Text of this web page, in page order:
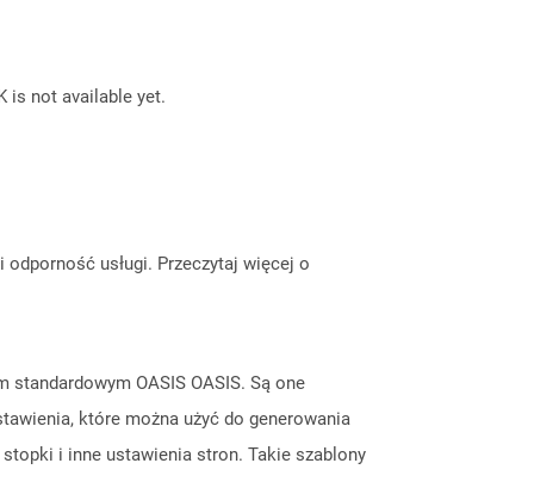
is not available yet.
usługi. Przeczytaj więcej o
OASIS OASIS. Są one
które można użyć do generowania
i inne ustawienia stron. Takie szablony